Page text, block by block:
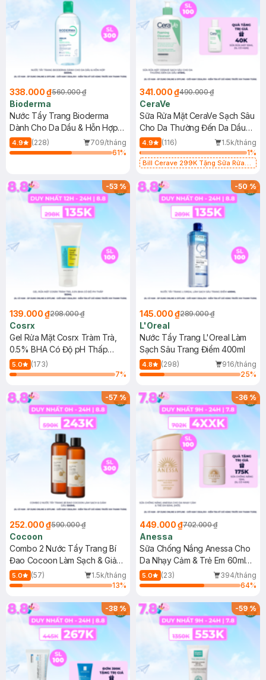
338.000 ₫560.000 ₫
Bioderma
Nước Tẩy Trang Bioderma
Dành Cho Da Dầu & Hỗn Hợp
500ml
4.9 (228)
709/tháng
61%
341.000 ₫490.000 ₫
CeraVe
Sữa Rửa Mặt CeraVe Sạch Sâu
Cho Da Thường Đến Da Dầu
473ml
4.9 (116)
1.5k/tháng
1%
Bill Cerave 299K Tặng Sữa Rửa
-53%
139.000 ₫298.000 ₫
Cosrx
Gel Rửa Mặt Cosrx Tràm Trà,
0.5% BHA Có Độ pH Thấp
150ml
5.0
(173)
7%
-50%
145.000 ₫289.000 ₫
L'Oreal
Nước Tẩy Trang L'Oreal Làm
Sạch Sâu Trang Điểm 400ml
4.8 (298)
916/tháng
25%
-57%
252.000 ₫590.000 ₫
Cocoon
Combo 2 Nước Tẩy Trang Bí
Đao Cocoon Làm Sạch & Giảm
Dầu 500ml
5.0 (57)
1.5k/tháng
13%
-36%
449.000 ₫702.000 ₫
Anessa
Sữa Chống Nắng Anessa Cho
Da Nhạy Cảm & Trẻ Em 60ml
(Mới)
5.0 (23)
394/tháng
64%
-38% -59%